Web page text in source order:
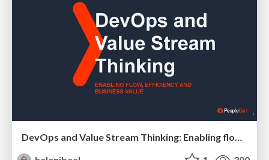
DevOps and Value Stream Thinking: Enabling flow, efficiency and business value